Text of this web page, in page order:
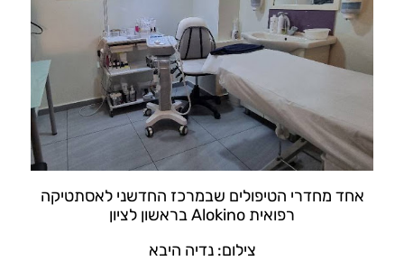
אחד מחדרי הטיפולים שבמרכז החדשני לאסתטיקה
רפואית Alokino בראשון לציון
צילום: נדיה היבא